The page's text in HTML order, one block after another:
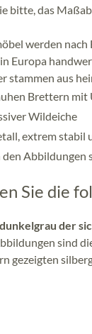
bitte, das
werden
Europa
stammen aus
Brettern
Wildeiche
extrem stabil
den
Sie die
der
sind
gezeigten